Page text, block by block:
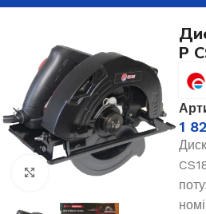
Клацніть, щоб збільшити
P
1